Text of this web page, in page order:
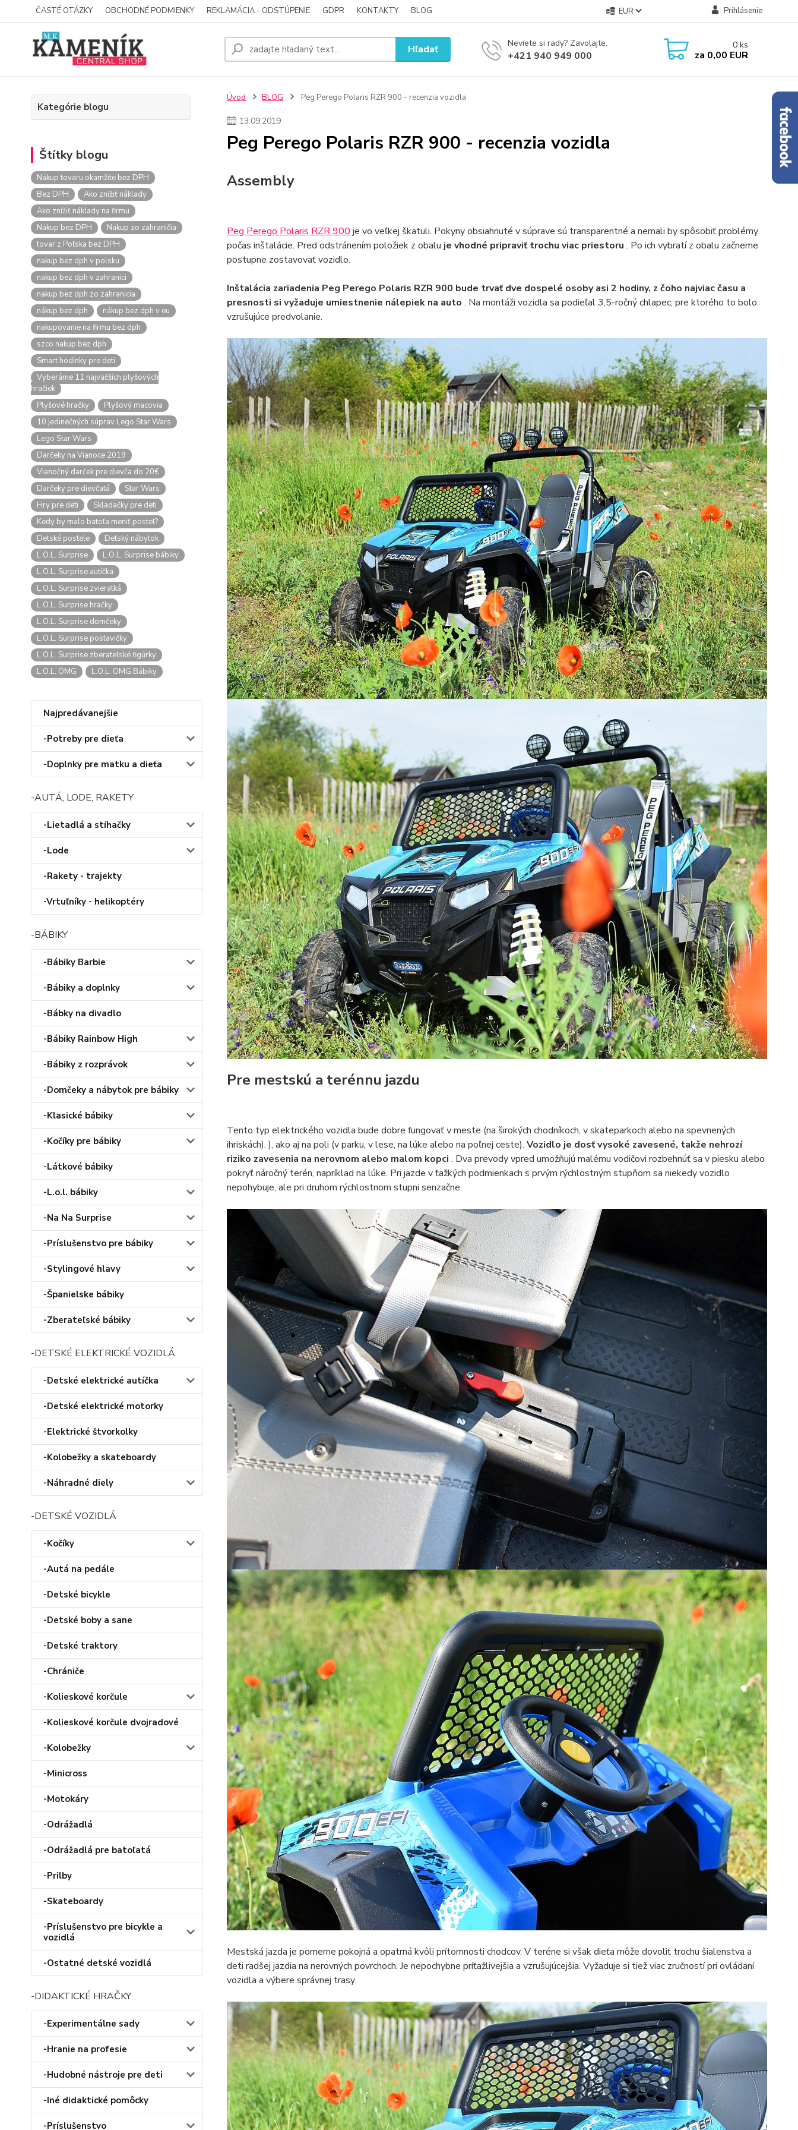
ČASTÉ OTÁZKY OBCHODNÉ PODMIENKY REKLAMÁCIA - ODSTÚPENIE GDPR KONTAKTY BLOG EUR Prihlásenie
Hľadať Neviete si rady? Zavolajte.
+421 940 949 000
0 ks
za 0,00 EUR
Kategórie blogu
Štítky blogu
Nákup tovaru okamžite bez DPH
Bez DPH
Ako znížiť náklady
Ako znížiť náklady na firmu
Nákup bez DPH
Nákup zo zahraničia
tovar z Poľska bez DPH
nakup bez dph v polsku
nakup bez dph v zahranici
nakup bez dph zo zahranicia
nákup bez dph
nákup bez dph v eu
nakupovanie na firmu bez dph
szco nakup bez dph
Smart hodinky pre deti
Vyberáme 11 najväčších plyšových
hračiek
Plyšové hračky
Plyšový macovia
10 jedinečných súprav Lego Star Wars
Lego Star Wars
Darčeky na Vianoce 2019
Vianočný darček pre dievča do 20€
Darčeky pre dievčatá
Star Wars
Hry pre deti
Skladačky pre deti
Kedy by malo batoľa meniť posteľ?
Detské postele
Detský nábytok
L.O.L. Surprise
L.O.L. Surprise bábiky
L.O.L. Surprise autíčka
L.O.L. Surprise zvieratká
L.O.L. Surprise hračky
L.O.L. Surprise domčeky
L.O.L. Surprise postavičky
L.O.L. Surprise zberateľské figúrky
L.O.L. OMG
L.O.L. OMG Bábiky
Najpredávanejšie
-Potreby pre dieťa
-Doplnky pre matku a dieťa
-AUTÁ, LODE, RAKETY
-Lietadlá a stíhačky
-Lode
-Rakety - trajekty
-Vrtuľníky - helikoptéry
-BÁBIKY
-Bábiky Barbie
-Bábiky a doplnky
-Bábky na divadlo
-Bábiky Rainbow High
-Bábiky z rozprávok
-Domčeky a nábytok pre bábiky
-Klasické bábiky
-Kočíky pre bábiky
-Látkové bábiky
-L.o.l. bábiky
-Na Na Surprise
-Príslušenstvo pre bábiky
-Stylingové hlavy
-Španielske bábiky
-Zberateľské bábiky
-DETSKÉ ELEKTRICKÉ VOZIDLÁ
-Detské elektrické autíčka
-Detské elektrické motorky
-Elektrické štvorkolky
-Kolobežky a skateboardy
-Náhradné diely
-DETSKÉ VOZIDLÁ
-Kočíky
-Autá na pedále
-Detské bicykle
-Detské boby a sane
-Detské traktory
-Chrániče
-Kolieskové korčule
-Kolieskové korčule dvojradové
-Kolobežky
-Minicross
-Motokáry
-Odrážadlá
-Odrážadlá pre batoľatá
-Prilby
-Skateboardy
-Príslušenstvo pre bicykle a
vozidlá
-Ostatné detské vozidlá
-DIDAKTICKÉ HRAČKY
-Experimentálne sady
-Hranie na profesie
-Hudobné nástroje pre deti
-Iné didaktické pomôcky
-Príslušenstvo
Úvod BLOG Peg Perego Polaris RZR 900 - recenzia vozidla
13.09.2019
Peg Perego Polaris RZR 900 - recenzia vozidla
Assembly
Peg Perego Polaris RZR 900 je vo veľkej škatuli. Pokyny obsiahnuté v súprave sú transparentné a nemali by spôsobiť problémy
počas inštalácie. Pred odstránením položiek z obalu je vhodné pripraviť trochu viac priestoru . Po ich vybratí z obalu začneme
postupne zostavovať vozidlo.
Inštalácia zariadenia Peg Perego Polaris RZR 900 bude trvať dve dospelé osoby asi 2 hodiny, z čoho najviac času a
presnosti si vyžaduje umiestnenie nálepiek na auto . Na montáži vozidla sa podieľal 3,5-ročný chlapec, pre ktorého to bolo
vzrušujúce predvolanie.
Pre mestskú a terénnu jazdu
Tento typ elektrického vozidla bude dobre fungovať v meste (na širokých chodníkoch, v skateparkoch alebo na spevnených
ihriskách). ), ako aj na poli (v parku, v lese, na lúke alebo na poľnej ceste). Vozidlo je dosť vysoké zavesené, takže nehrozí
riziko zavesenia na nerovnom alebo malom kopci . Dva prevody vpred umožňujú malému vodičovi rozbehnúť sa v piesku alebo
pokryť náročný terén, napríklad na lúke. Pri jazde v ťažkých podmienkach s prvým rýchlostným stupňom sa niekedy vozidlo
nepohybuje, ale pri druhom rýchlostnom stupni senzačne.
Mestská jazda je pomerne pokojná a opatrná kvôli prítomnosti chodcov. V teréne si však dieťa môže dovoliť trochu šialenstva a
deti radšej jazdia na nerovných povrchoch. Je nepochybne príťažlivejšia a vzrušujúcejšia. Vyžaduje si tiež viac zručností pri ovládaní
vozidla a výbere správnej trasy.